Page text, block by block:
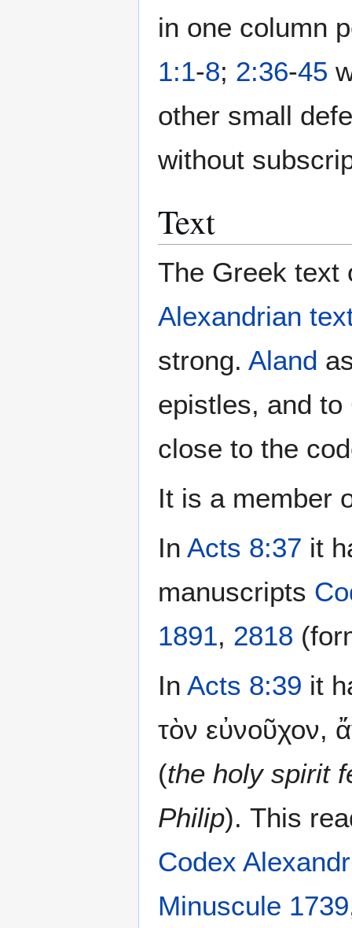
in one column
1:1-8; 2:36-45
other small
without
Text
The Greek text
Alexandrian
strong. Aland
epistles, and to
close to the
It is a member
In Acts 8:37 it
manuscripts
1891, 2818
In Acts 8:39 it
τὸν εὐνοῦχον,
(the holy spirit
Philip). This
Codex
Minuscule 1739